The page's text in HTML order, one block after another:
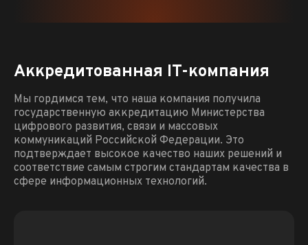
Аккредитованная IT-компания
Мы гордимся тем, что наша компания получила
государственную аккредитацию Министерства
цифрового развития, связи и массовых
коммуникаций Российской Федерации. Это
подтверждает высокое качество наших решений и
соответствие самым строгим стандартам качества в
сфере информационных технологий.